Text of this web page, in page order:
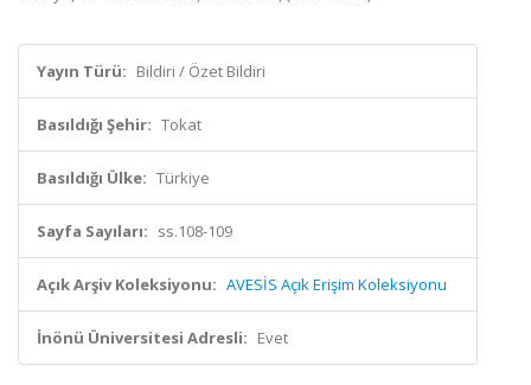
Yayın Türü: Bildiri / Özet Bildiri
Basıldığı Şehir: Tokat
Basıldığı Ülke: Türkiye
Sayfa Sayıları: ss.108-109
Açık Arşiv Koleksiyonu: AVESİS Açık Erişim Koleksiyonu
İnönü Üniversitesi Adresli: Evet